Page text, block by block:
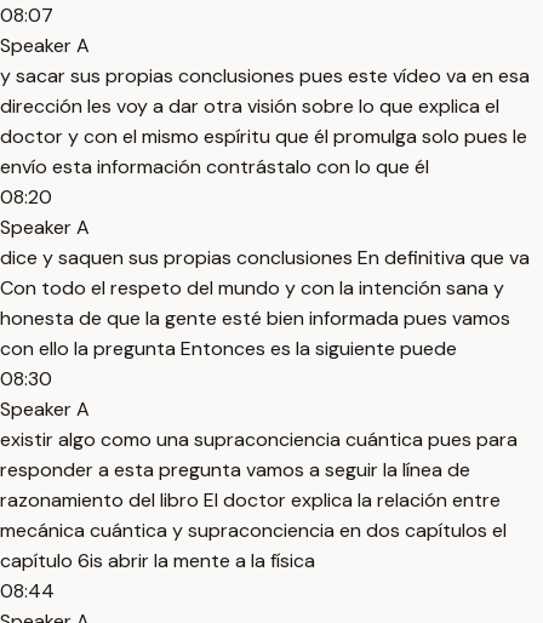
08:07
Speaker A
y sacar sus propias conclusiones pues este vídeo va en esa
dirección les voy a dar otra visión sobre lo que explica el
doctor y con el mismo espíritu que él promulga solo pues le
envío esta información contrástalo con lo que él
08:20
Speaker A
dice y saquen sus propias conclusiones En definitiva que va
Con todo el respeto del mundo y con la intención sana y
honesta de que la gente esté bien informada pues vamos
con ello la pregunta Entonces es la siguiente puede
08:30
Speaker A
existir algo como una supraconciencia cuántica pues para
responder a esta pregunta vamos a seguir la línea de
razonamiento del libro El doctor explica la relación entre
mecánica cuántica y supraconciencia en dos capítulos el
capítulo 6is abrir la mente a la física
08:44